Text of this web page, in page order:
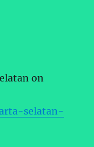
on
selatan-